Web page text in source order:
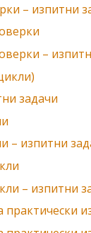
– изпитни
–
задачи
– изпитни
– изпитни
практически